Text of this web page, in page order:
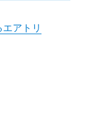
アトリ